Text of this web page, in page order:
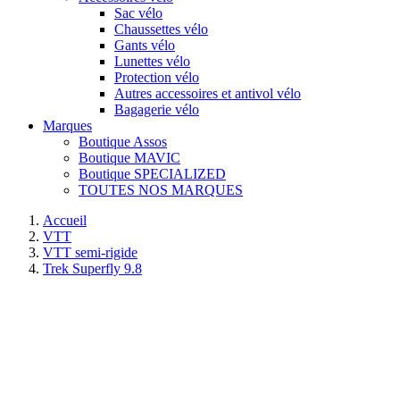
Sac vélo
Chaussettes vélo
Gants vélo
Lunettes vélo
Protection vélo
Autres accessoires et antivol vélo
Bagagerie vélo
Marques
Boutique Assos
Boutique MAVIC
Boutique SPECIALIZED
TOUTES NOS MARQUES
Accueil
VTT
VTT semi-rigide
Trek Superfly 9.8